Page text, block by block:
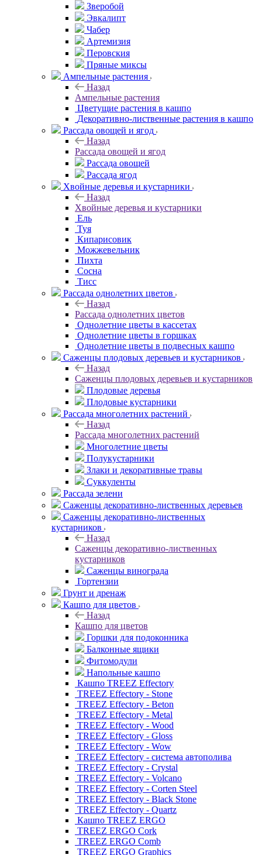
Зверобой
Эвкалипт
Чабер
Артемизия
Перовския
Пряные миксы
Ампельные растения
Назад
Ампельные растения
Цветущие растения в кашпо
Декоративно-лиственные растения в кашпо
Рассада овощей и ягод
Назад
Рассада овощей и ягод
Рассада овощей
Рассада ягод
Хвойные деревья и кустарники
Назад
Хвойные деревья и кустарники
Ель
Туя
Кипарисовик
Можжевельник
Пихта
Сосна
Тисc
Рассада однолетних цветов
Назад
Рассада однолетних цветов
Однолетние цветы в кассетах
Однолетние цветы в горшках
Однолетние цветы в подвесных кашпо
Саженцы плодовых деревьев и кустарников
Назад
Саженцы плодовых деревьев и кустарников
Плодовые деревья
Плодовые кустарники
Рассада многолетних растений
Назад
Рассада многолетних растений
Многолетние цветы
Полукустарники
Злаки и декоративные травы
Суккуленты
Рассада зелени
Саженцы декоративно-лиственных деревьев
Саженцы декоративно-лиственных
кустарников
Назад
Саженцы декоративно-лиственных
кустарников
Саженцы винограда
Гортензии
Грунт и дренаж
Кашпо для цветов
Назад
Кашпо для цветов
Горшки для подоконника
Балконные ящики
Фитомодули
Напольные кашпо
Кашпо TREEZ Effectory
TREEZ Effectory - Stone
TREEZ Effectory - Beton
TREEZ Effectory - Metal
TREEZ Effectory - Wood
TREEZ Effectory - Gloss
TREEZ Effectory - Wow
TREEZ Effectory - система автополива
TREEZ Effectory - Crystal
TREEZ Effectory - Volcano
TREEZ Effectory - Corten Steel
TREEZ Effectory - Black Stone
TREEZ Effectory - Quartz
Кашпо TREEZ ERGO
TREEZ ERGO Cork
TREEZ ERGO Comb
TREEZ ERGO Graphics